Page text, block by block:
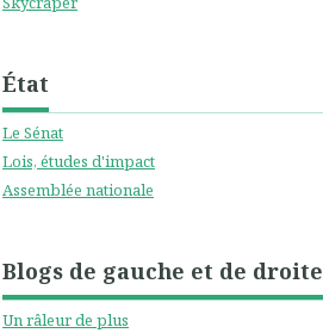
État
Le Sénat
Lois, études d'impact
Assemblée nationale
Blogs de gauche et de droite
Un râleur de plus